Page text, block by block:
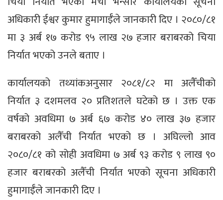
अधिकारी ईश्वर कुमार हुमागाईँले जानकारी दिए । २०८०/८१
मा ३ अर्ब १७ करोड ९५ लाख २७ हजार बराबरको चिया
निर्यात भएको उनले बताए ।
कार्यालयको तथ्यांकअनुसार २०८१/८२ मा अलैँचीको
निर्यात ३ दशमलव २० प्रतिशतले घटेको छ । उक्त एक
वर्षको अवधिमा ७ अर्ब ६७ करोड ४० लाख ३७ हजार
बराबरको अलैँची निर्यात भएको छ । अघिल्लो आव
२०८०/८१ को सोही अवधिमा ७ अर्ब ९३ करोड ९ लाख ९०
हजार बराबरको अलैँची निर्यात भएको सूचना अधिकारी
हुमागाईँले जानकारी दिए ।